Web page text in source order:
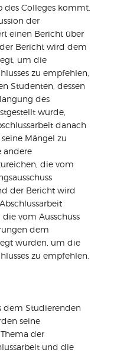
des Colleges kommt.
der
einen Bericht über
Bericht wird dem
um die
zu empfehlen,
Studenten, dessen
des
wurde,
danach
Mängel zu
andere
die vom
der Bericht wird
vom Ausschuss
dem
wurden, um die
zu empfehlen.
dem Studierenden
seine
der
und die